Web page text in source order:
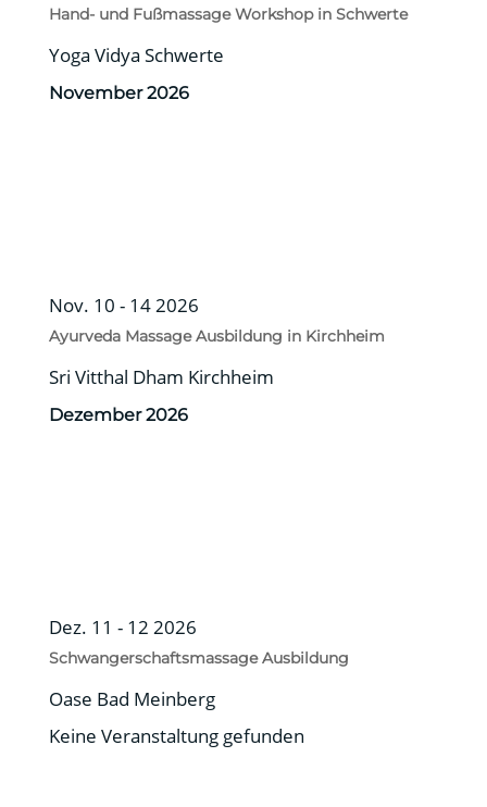
Hand- und Fußmassage Workshop in Schwerte
Yoga Vidya Schwerte
November 2026
Nov. 10 - 14 2026
Ayurveda Massage Ausbildung in Kirchheim
Sri Vitthal Dham Kirchheim
Dezember 2026
Dez. 11 - 12 2026
Schwangerschaftsmassage Ausbildung
Oase Bad Meinberg
Keine Veranstaltung gefunden